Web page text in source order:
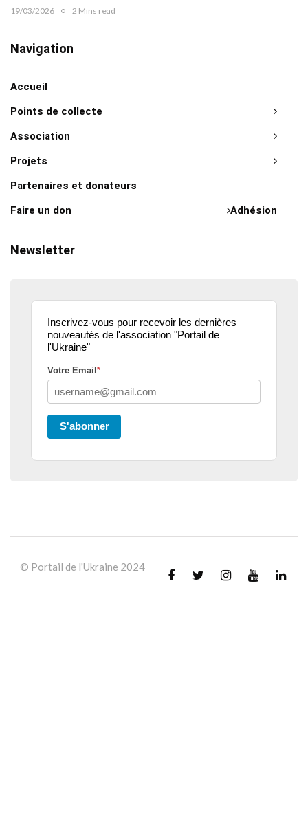
19/03/2026 2 Mins read
Navigation
Accueil
Points de collecte
Association
Projets
Partenaires et donateurs
Adhésion
Faire un don
Newsletter
Inscrivez-vous pour recevoir les dernières
nouveautés de l'association "Portail de
l'Ukraine"
Votre Email *
S'abonner
© Portail de l'Ukraine 2024